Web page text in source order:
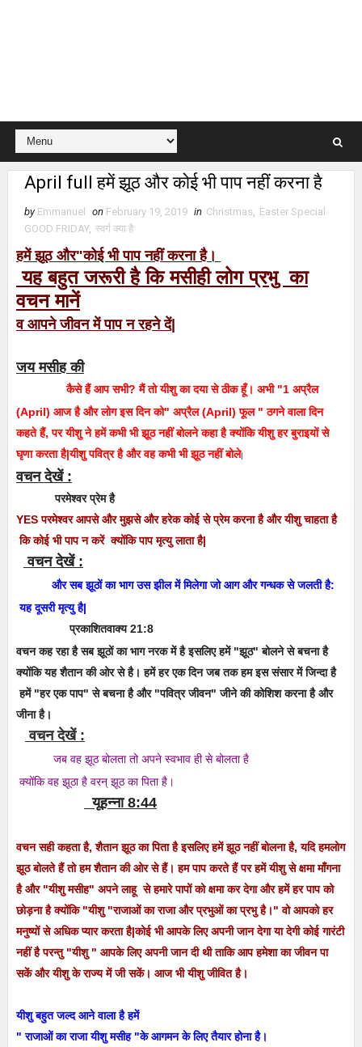
April full हमें झूठ और कोई भी पाप नहीं करना है
by Emmanuel on February 19, 2019 in Christmas, Easter Special
GOOD FRIDAY, स्वर्ग क्या है
हमें झूठ और"कोई भी पाप नहीं करना है।
यह बहुत जरूरी है कि मसीही लोग प्रभु का
वचन मानें
व आपने जीवन में पाप न रहने दें|
जय मसीह की
कैसे हैं आप सभी? मैं तो यीशु का दया से ठीक हूँ। अभी "1 अप्रैल
(April) आज है और लोग इस दिन को" अप्रैल (April) फूल " ठगने वाला दिन
कहते हैं, पर यीशु ने हमें कभी भी झूठ नहीं बोलने कहा है क्योंकि यीशु हर बुराइयों से
घृणा करता है|यीशु पवित्र है और वह कभी भी झूठ नहीं बोले
वचन देखें :
परमेश्वर प्रेम है
YES परमेश्वर आपसे और मुझसे और हरेक कोई से प्रेम करना है और यीशु चाहता है
कि कोई भी पाप न करें क्योंकि पाप मृत्यु लाता है|
वचन देखें :
और सब झूठों का भाग उस झील में मिलेगा जो आग और गन्धक से जलती है:
यह दूसरी मृत्यु है|
प्रकाशितवाक्य 21:8
वचन कह रहा है सब झूठों का भाग नरक में है इसलिए हमें "झूठ" बोलने से बचना है
क्योंकि यह शैतान की ओर से है। हमें हर एक दिन जब तक हम इस संसार में जिन्दा है
हमें "हर एक पाप" से बचना है और "पवित्र जीवन" जीने की कोशिश करना है और
जीना है।
वचन देखें :
जब वह झूठ बोलता तो अपने स्वभाव ही से बोलता है
क्योंकि वह झूठा है वरन् झूठ का पिता है।
यूहन्ना 8:44
वचन सही कहता है, शैतान झूठ का पिता है इसलिए हमें झूठ नहीं बोलना है, यदि हमलोग
झूठ बोलते हैं तो हम शैतान की ओर से हैं। हम पाप करते हैं पर हमें यीशु से क्षमा माँगना
है और "यीशु मसीह" अपने लाहू से हमारे पापों को क्षमा कर देगा और हमें हर पाप को
छोड़ना है क्योंकि "यीशु "राजाओं का राजा और प्रभुओं का प्रभु है।" वो आपको हर
मनुष्यों से अधिक प्यार करता है|कोई भी आपके लिए अपनी जान देगा या देगी कोई गारंटी
नहीं है परन्तु "यीशु " आपके लिए अपनी जान दी थी ताकि आप हमेशा का जीवन पा
सकें और यीशु के राज्य में जी सकें। आज भी यीशु जीवित है।
यीशु बहुत जल्द आने वाला है हमें
" राजाओं का राजा यीशु मसीह "के आगमन के लिए तैयार होना है।